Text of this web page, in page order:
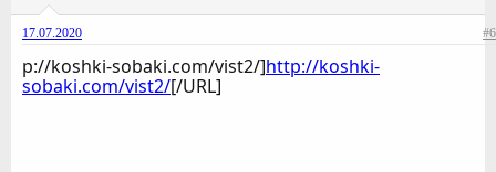
17.07.2020 #6
p://koshki-sobaki.com/vist2/]http://koshki-
sobaki.com/vist2/[/URL]